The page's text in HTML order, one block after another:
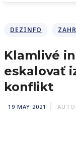
DEZINFO
Klamlivé
eskalovať
konflikt
19 MAY 2021